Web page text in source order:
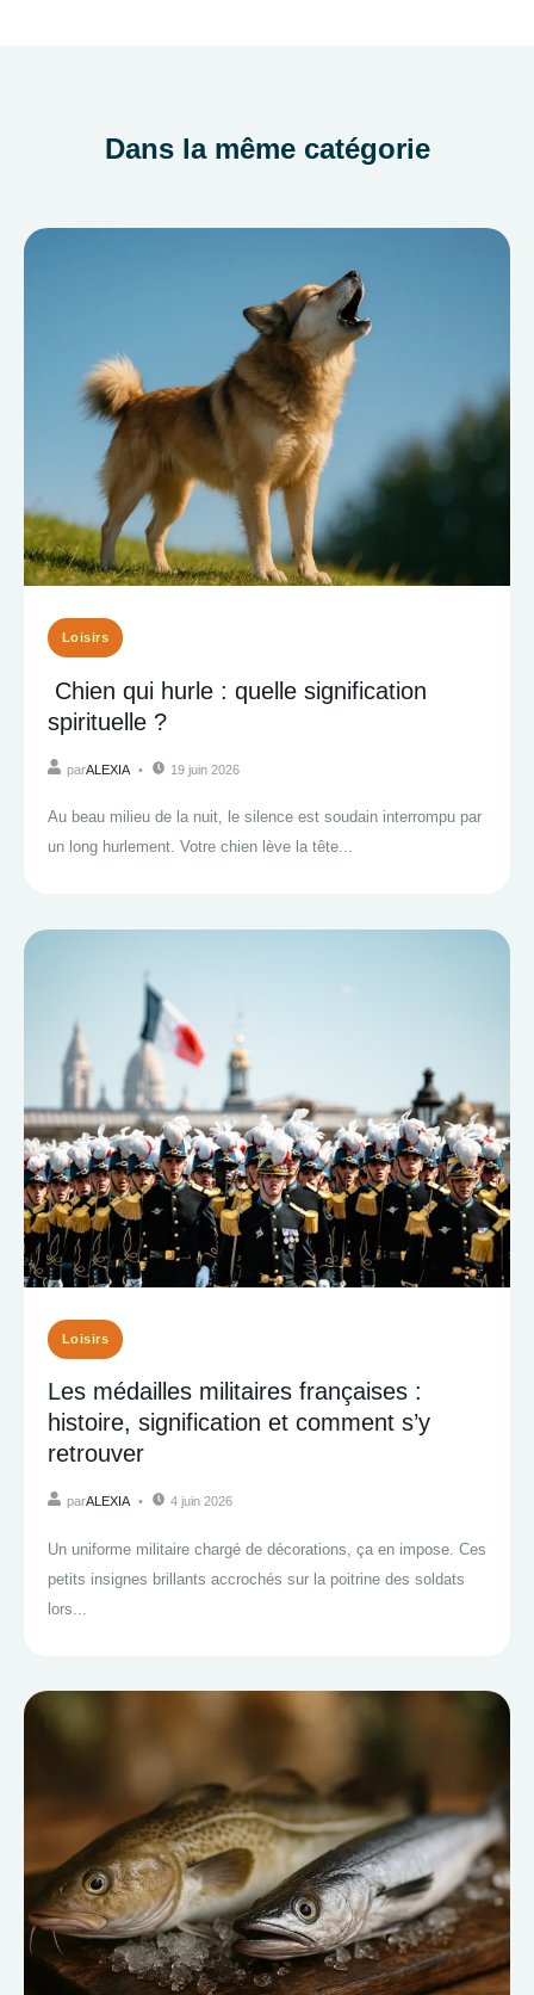
Dans la même catégorie
Loisirs
Chien qui hurle : quelle signification
spirituelle ?
parALEXIA 19 juin 2026
Au beau milieu de la nuit, le silence est soudain interrompu par
un long hurlement. Votre chien lève la tête...
Loisirs
Les médailles militaires françaises :
histoire, signification et comment s’y
retrouver
parALEXIA 4 juin 2026
Un uniforme militaire chargé de décorations, ça en impose. Ces
petits insignes brillants accrochés sur la poitrine des soldats
lors...